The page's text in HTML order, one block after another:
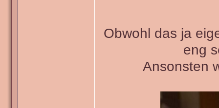
Obwohl das ja
eng
Ansonsten